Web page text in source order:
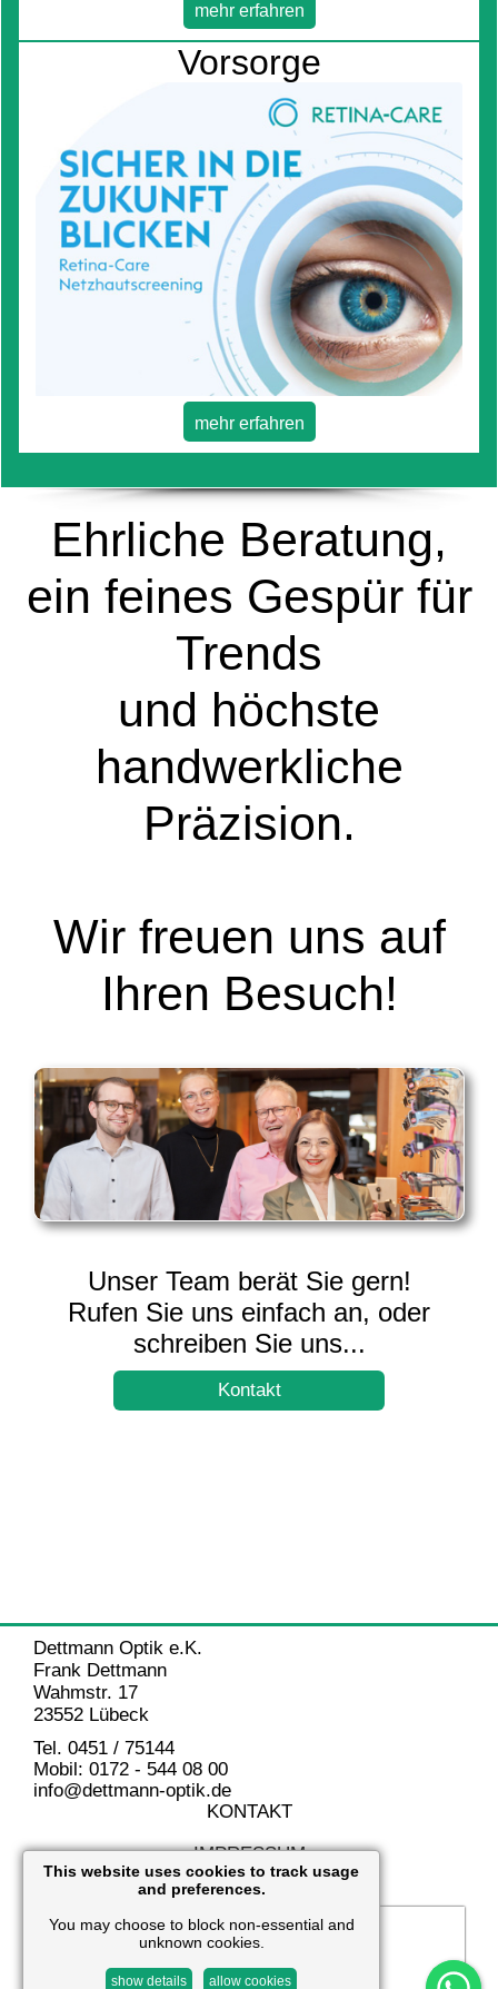
This website uses cookies to track usage
and preferences.
You may choose to block non-essential and
unknown cookies.
show details allow cookies
mehr erfahren
Vorsorge
mehr erfahren
Ehrliche Beratung,
ein feines Gespür für
Trends
und höchste
handwerkliche
Präzision.
Wir freuen uns auf
Ihren Besuch!
Unser Team berät Sie gern!
Rufen Sie uns einfach an, oder
schreiben Sie uns...
Kontakt
Dettmann Optik e.K.
Frank Dettmann
Wahmstr. 17
23552 Lübeck
Tel. 0451 / 75144
Mobil: 0172 - 544 08 00
info@dettmann-optik.de
KONTAKT
IMPRESSUM
DATENSCHUTZ